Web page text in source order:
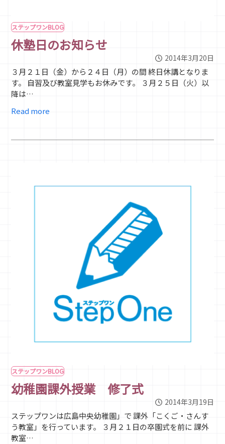
ステップワンBLOG
休塾日のお知らせ
2014年3月20日
３月２１日（金）から２４日（月）の間 終日休講となりま
す。 自習及び教室見学もお休みです。 ３月２５日（火）以
降は…
Read more
ステップワンBLOG
幼稚園課外授業 修了式
2014年3月19日
ステップワンは広島中央幼稚園」で 課外「こくご・さんす
う教室」を行っています。 ３月２１日の卒園式を前に 課外
教室…